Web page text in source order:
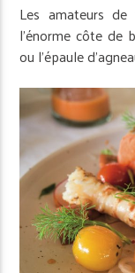
Les amateurs
l’énorme côte de
ou l’épaule